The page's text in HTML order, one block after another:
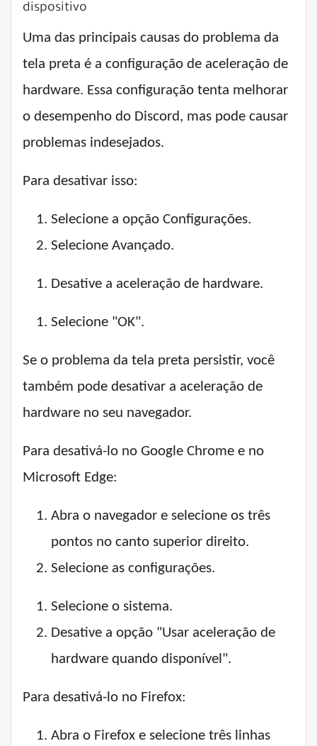
dispositivo
Uma das principais causas do problema da
tela preta é a configuração de aceleração de
hardware. Essa configuração tenta melhorar
o desempenho do Discord, mas pode causar
problemas indesejados.
Para desativar isso:
Selecione a opção Configurações.
Selecione Avançado.
Desative a aceleração de hardware.
Selecione "OK".
Se o problema da tela preta persistir, você
também pode desativar a aceleração de
hardware no seu navegador.
Para desativá-lo no Google Chrome e no
Microsoft Edge:
Abra o navegador e selecione os três
pontos no canto superior direito.
Selecione as configurações.
Selecione o sistema.
Desative a opção "Usar aceleração de
hardware quando disponível".
Para desativá-lo no Firefox:
Abra o Firefox e selecione três linhas